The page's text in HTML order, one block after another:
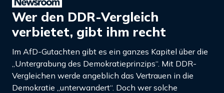
Wer den DDR-Vergleich
verbietet, gibt ihm recht
Im AfD-Gutachten gibt es ein ganzes Kapitel über die
„Untergrabung des Demokratieprinzips“. Mit DDR-
Vergleichen werde angeblich das Vertrauen in die
Demokratie „unterwandert“. Doch wer solche